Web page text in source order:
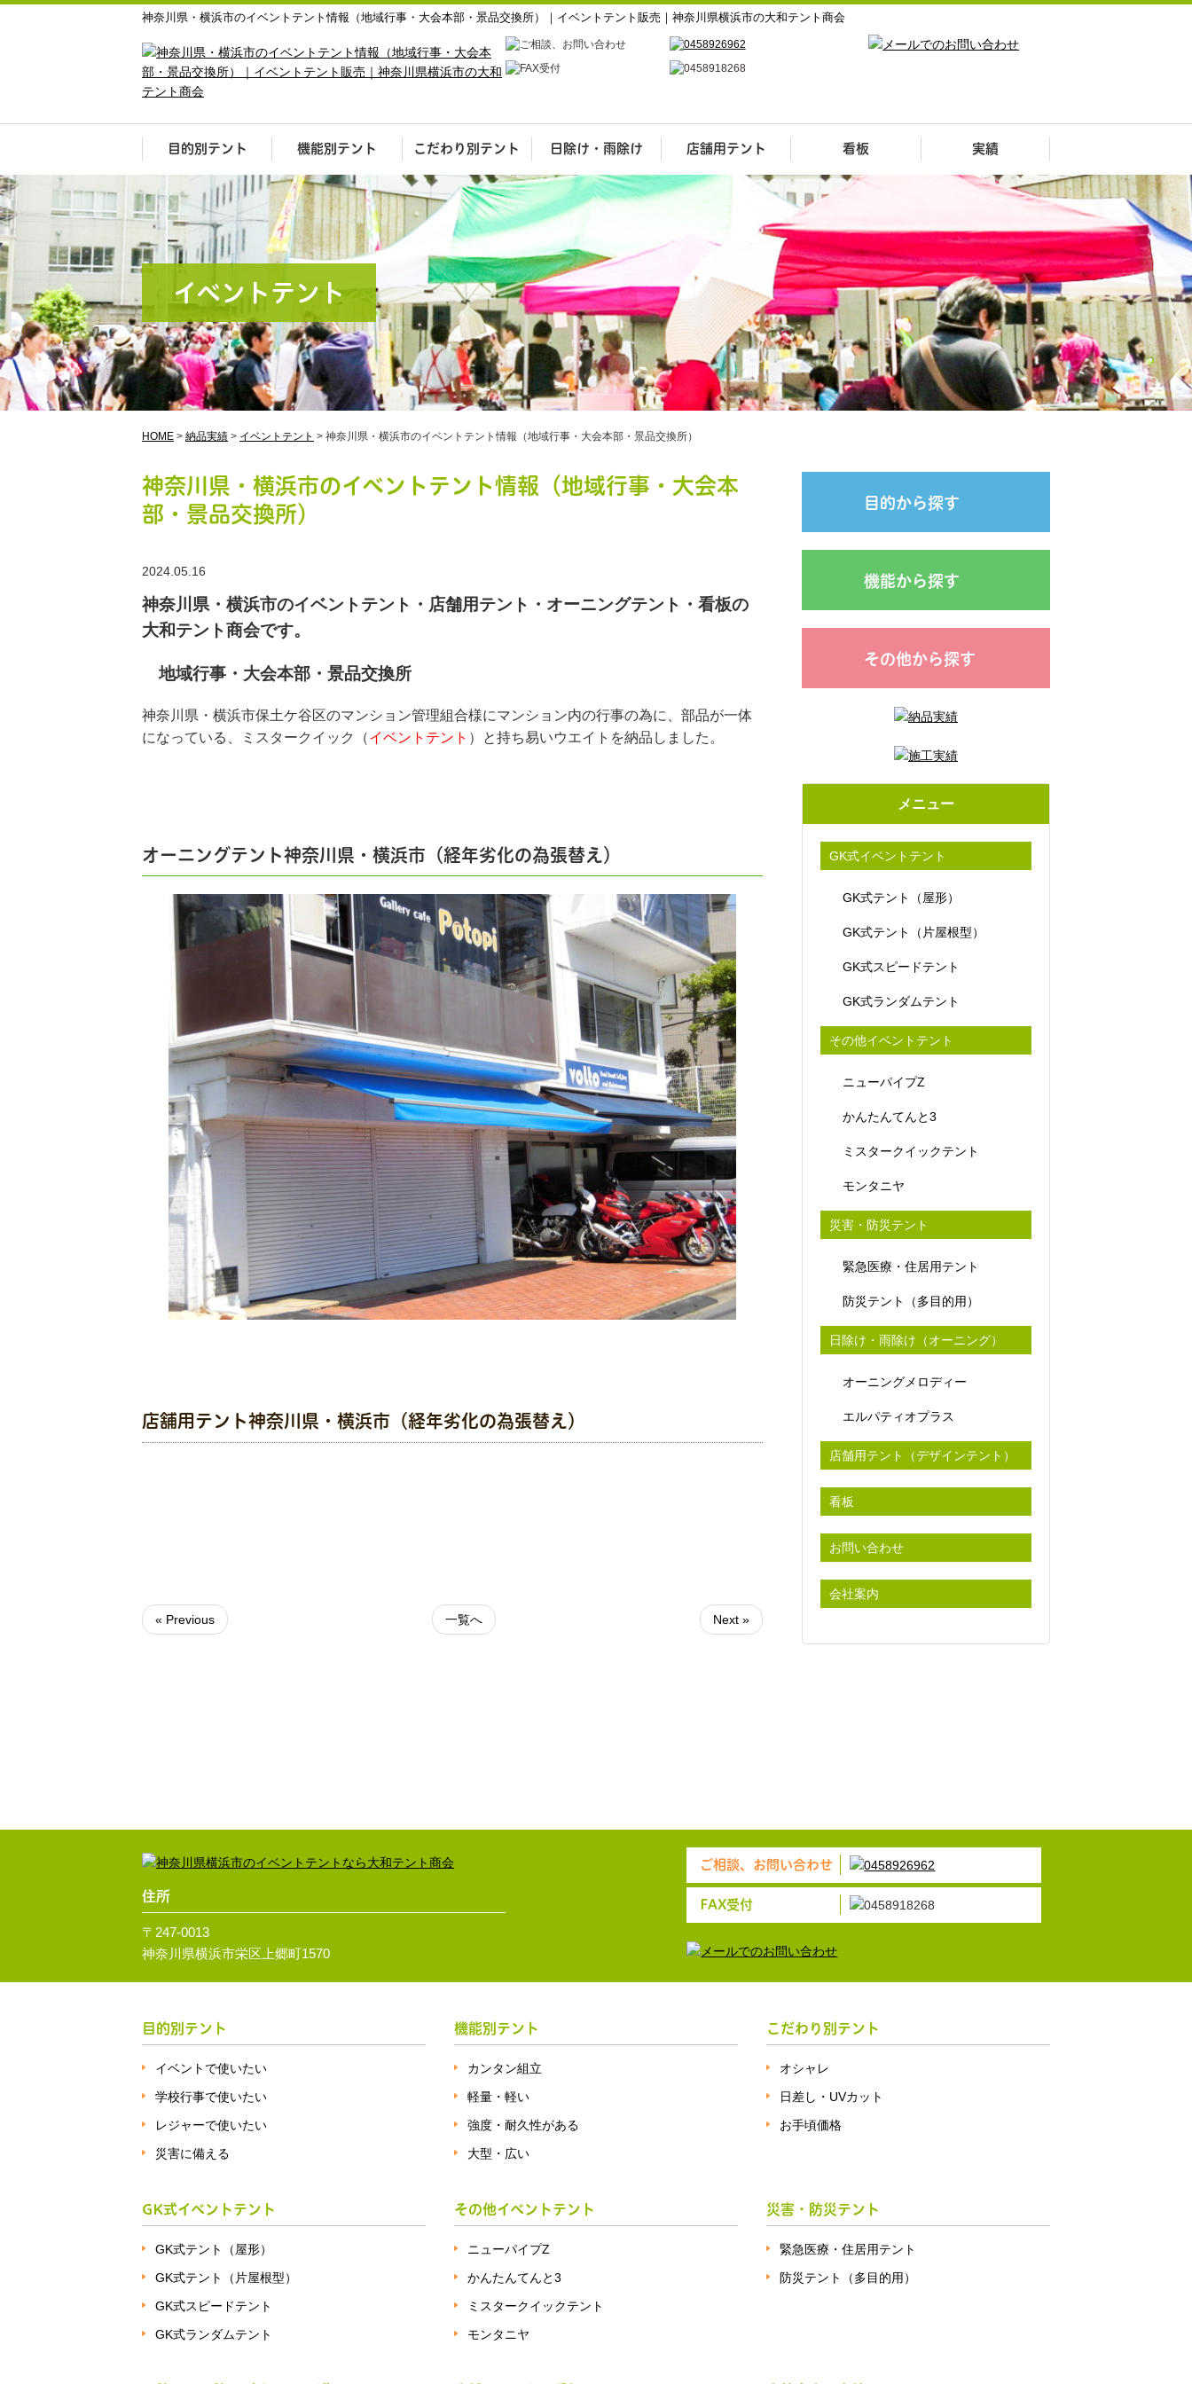
神奈川県・横浜市のイベントテント情報（地域行事・大会本部・景品交換所）｜イベントテント販売｜神奈川県横浜市の大和テント商会
目的別テント 機能別テント こだわり別テント 日除け・雨除け 店舗用テント 看板 実績
イベントテント
HOME > 納品実績 > イベントテント > 神奈川県・横浜市のイベントテント情報（地域行事・大会本部・景品交換所）
神奈川県・横浜市のイベントテント情報（地域行事・大会本
部・景品交換所）
2024.05.16
神奈川県・横浜市のイベントテント・店舗用テント・オーニングテント・看板の
大和テント商会です。
地域行事・大会本部・景品交換所
神奈川県・横浜市保土ケ谷区のマンション管理組合様にマンション内の行事の為に、部品が一体
になっている、ミスタークイック（イベントテント ）と持ち易いウエイトを納品しました。
オーニングテント神奈川県・横浜市（経年劣化の為張替え）
店舗用テント神奈川県・横浜市（経年劣化の為張替え）
« Previous 一覧へ Next »
目的から探す
機能から探す
その他から探す
メニュー
GK式イベントテント
GK式テント（屋形）
GK式テント（片屋根型）
GK式スピードテント
GK式ランダムテント
その他イベントテント
ニューパイプZ
かんたんてんと3
ミスタークイックテント
モンタニヤ
災害・防災テント
緊急医療・住居用テント
防災テント（多目的用）
日除け・雨除け（オーニング）
オーニングメロディー
エルパティオプラス
店舗用テント（デザインテント）
看板
お問い合わせ
会社案内
住所
〒247-0013
神奈川県横浜市栄区上郷町1570
ご相談、お問い合わせ
FAX受付
目的別テント
イベントで使いたい
学校行事で使いたい
レジャーで使いたい
災害に備える
機能別テント
カンタン組立
軽量・軽い
強度・耐久性がある
大型・広い
こだわり別テント
オシャレ
日差し・UVカット
お手頃価格
GK式イベントテント
GK式テント（屋形）
GK式テント（片屋根型）
GK式スピードテント
GK式ランダムテント
その他イベントテント
ニューパイプZ
かんたんてんと3
ミスタークイックテント
モンタニヤ
災害・防災テント
緊急医療・住居用テント
防災テント（多目的用）